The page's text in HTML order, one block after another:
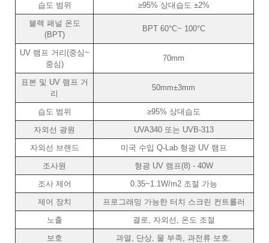
습도 범위
≥95% 상대습도 ±2%
블랙 패널 온도
(BPT)
BPT 60°C~ 100°C
UV 램프 거리(중심~
중심)
70mm
표본 및 UV 램프 거
리
50mm±3mm
습도 범위
≥95% 상대습도
자외선 광원
UVA340 또는 UVB-313
자외선 브랜드
미국 수입 Q-Lab 형광 UV 램프
조사원
형광 UV 램프(8) - 40W
조사 제어
0.35~1.1W/m2 조절 가능
제어 장치
프로그래밍 가능한 터치 스크린 컨트롤러
노출
결로, 자외선, 온도 조절
보호
과열, 단상, 물 부족, 과전류 보호.